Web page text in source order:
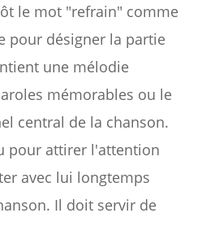
le mot "refrain" comme
pour désigner la partie
une mélodie
mémorables ou le
central de la chanson.
pour attirer l'attention
avec lui longtemps
Il doit servir de